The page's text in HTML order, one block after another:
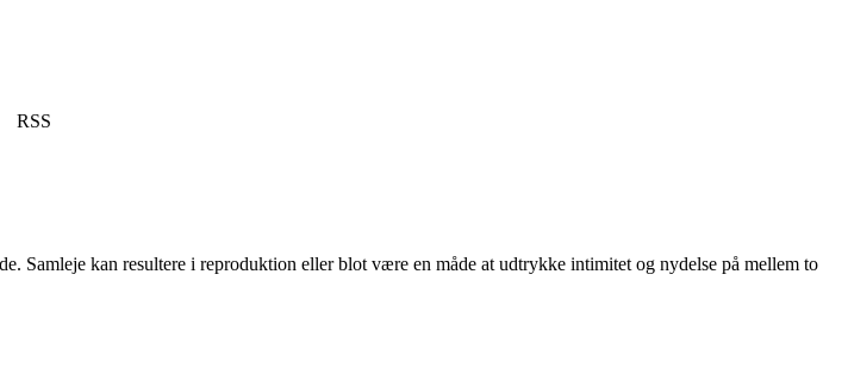
RSS
Samleje kan resultere i reproduktion eller blot være en måde at udtrykke intimitet og nydelse på mellem to